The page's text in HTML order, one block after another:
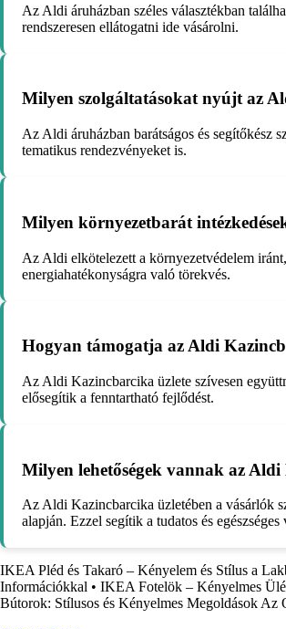
Az Aldi áruházban széles választékban
rendszeresen ellátogatni ide vásárolni.
Milyen szolgáltatásokat nyújt az
Az Aldi áruházban barátságos és segítőkész
tematikus rendezvényeket is.
Milyen környezetbarát
Az Aldi elkötelezett a környezetvédelem
energiahatékonyságra való törekvés.
Hogyan támogatja az Aldi
Az Aldi Kazincbarcika üzlete szívesen
elősegítik a fenntartható fejlődést.
Milyen lehetőségek vannak az
Az Aldi Kazincbarcika üzletében a vásárlók
alapján. Ezzel segítik a tudatos és egészséges
IKEA Pléd és Takaró – Kényelem és Stílus a
Információkkal • IKEA Fotelök – Kényelmes
Bútorok: Stílusos és Kényelmes Megoldások Az